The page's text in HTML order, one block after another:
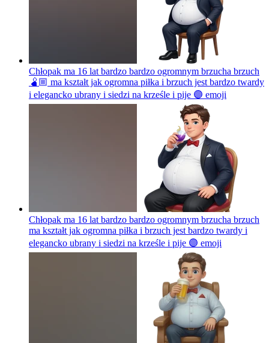
Chłopak ma 16 lat bardzo bardzo ogromnym brzucha brzuch
🫄🏼 ma kształt jak ogromna piłka i brzuch jest bardzo twardy
i elegancko ubrany i siedzi na krześle i pije 🟣 emoji
Chłopak ma 16 lat bardzo bardzo ogromnym brzucha brzuch
ma kształt jak ogromna piłka i brzuch jest bardzo twardy i
elegancko ubrany i siedzi na krześle i pije 🟣 emoji